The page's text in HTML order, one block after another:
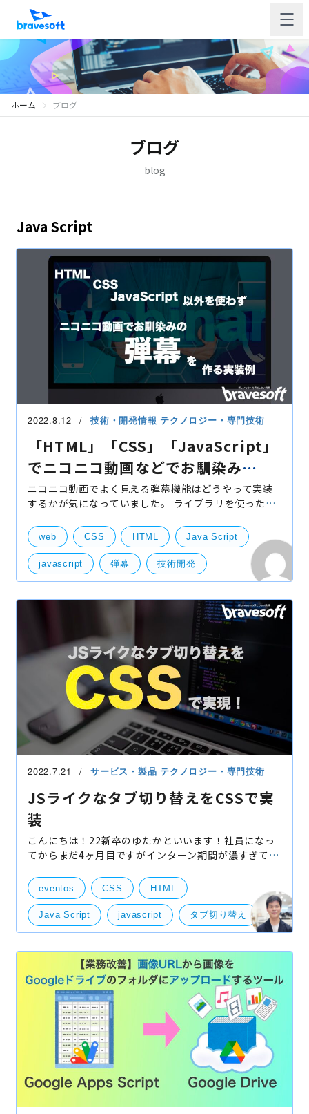
ホーム ブログ
ブログ
blog
Java Script
2022.8.12 技術・開発情報 テクノロジー・専門技術
「HTML」「CSS」「JavaScript」
でニコニコ動画などでお馴染み
の”弾幕”を作る実装例
ニコニコ動画でよく見える弾幕機能はどうやって実装
するかが気になっていました。 ライブラリを使った
スクもあります。 今回はブログでライブラリとフレー
ムワー
web CSS HTML Java Script
javascript 弾幕 技術開発
2022.7.21 サービス・製品 テクノロジー・専門技術
JSライクなタブ切り替えをCSSで実
装
こんにちは！22新卒のゆたかといいます！社員になっ
てからまだ4ヶ月目ですがインターン期間が濃すぎても
今回ご紹介したいのは「CSSでタブ切り替えを実装す
る方法
eventos CSS HTML
Java Script javascript タブ切り替え